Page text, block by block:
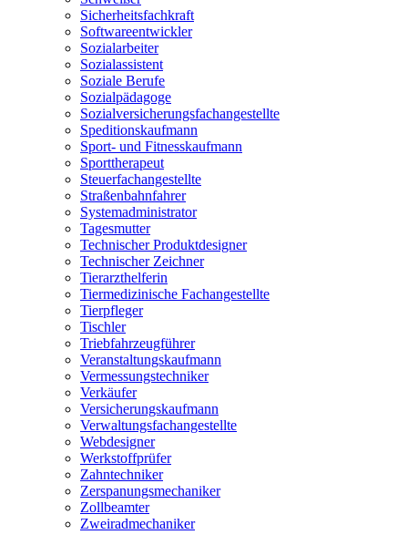
Sicherheitsfachkraft
Softwareentwickler
Sozialarbeiter
Sozialassistent
Soziale Berufe
Sozialpädagoge
Sozialversicherungsfachangestellte
Speditionskaufmann
Sport- und Fitnesskaufmann
Sporttherapeut
Steuerfachangestellte
Straßenbahnfahrer
Systemadministrator
Tagesmutter
Technischer Produktdesigner
Technischer Zeichner
Tierarzthelferin
Tiermedizinische Fachangestellte
Tierpfleger
Tischler
Triebfahrzeugführer
Veranstaltungskaufmann
Vermessungstechniker
Verkäufer
Versicherungskaufmann
Verwaltungsfachangestellte
Webdesigner
Werkstoffprüfer
Zahntechniker
Zerspanungsmechaniker
Zollbeamter
Zweiradmechaniker